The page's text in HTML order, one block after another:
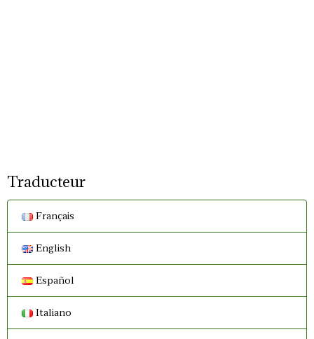
Traducteur
Français
English
Español
Italiano